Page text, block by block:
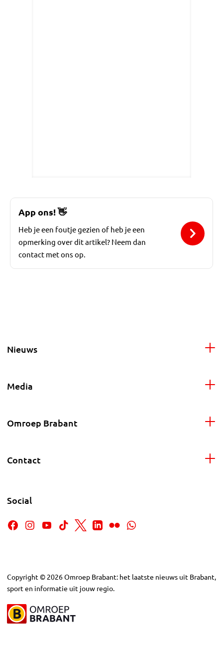
App ons!👋
Heb je een foutje gezien of heb je een
opmerking over dit artikel? Neem dan
contact met ons op.
Nieuws
Media
Omroep Brabant
Contact
Social
Copyright © 2026Omroep Brabant: het laatste nieuws uit Brabant,
sport en informatie uit jouw regio.